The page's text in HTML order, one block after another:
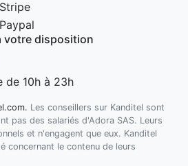
votre disposition
de 10h à 23h
Les conseillers sur Kanditel sont
pas des salariés d'Adora SAS. Leurs
et n'engagent que eux. Kanditel
concernant le contenu de leurs